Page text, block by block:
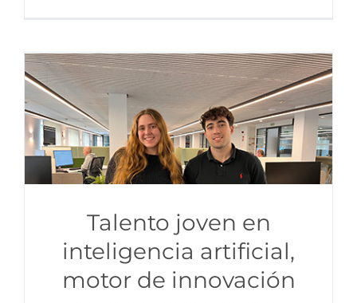
Talento joven en
inteligencia artificial,
motor de innovación